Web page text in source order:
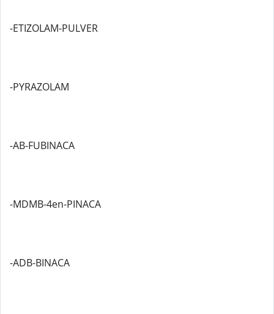
-ETIZOLAM-PULVER
-PYRAZOLAM
-AB-FUBINACA
-MDMB-4en-PINACA
-ADB-BINACA